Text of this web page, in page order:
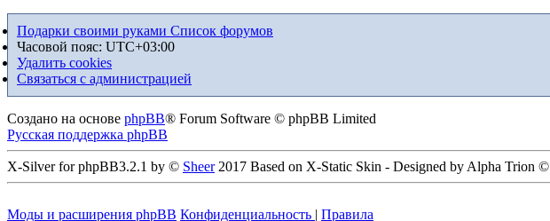
Подарки своими руками Список форумов
Часовой пояс: UTC+03:00
Удалить cookies
Связаться с администрацией
Создано на основе phpBB® Forum Software © phpBB Limited
Русская поддержка phpBB
X-Silver for phpBB3.2.1 by © Sheer2017 Based on X-Static Skin - Designed by Alpha Trion ©
Моды и расширения phpBB Конфиденциальность | Правила